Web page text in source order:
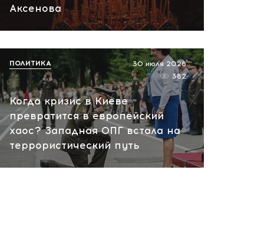
Аксенова
Когда кризис в Киеве
превратится в европейский
хаос? Западная ОПГ встала на
террористический путь
30 июля 2026
382
ПОЛИТИКА